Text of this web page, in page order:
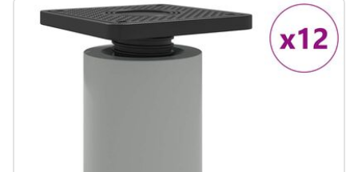
Colección de